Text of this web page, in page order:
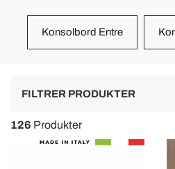
Konsolbord Entre
FILTRER PRODUKTER
126 Produkter